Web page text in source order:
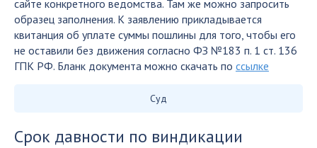
сайте конкретного ведомства. Там же можно запросить
образец заполнения. К заявлению прикладывается
квитанция об уплате суммы пошлины для того, чтобы его
не оставили без движения согласно ФЗ №183 п. 1 ст. 136
ГПК РФ. Бланк документа можно скачать по ссылке
Суд
Срок давности по виндикации